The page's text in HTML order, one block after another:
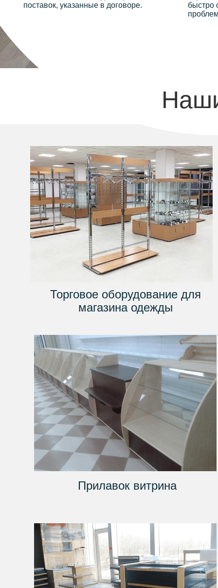
быстро
Торговое оборудование для
магазина одежды
Прилавок витрина
поставок, указанные в договоре.